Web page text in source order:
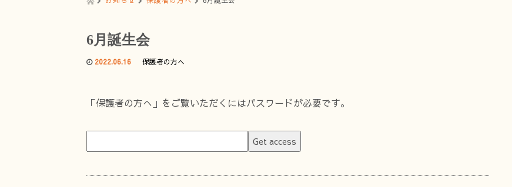
6月誕生会
2022.06.16 保護者の方へ
「保護者の方へ」をご覧いただくにはパスワードが必要です。